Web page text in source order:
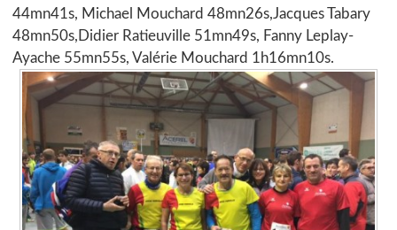
44mn41s, Michael Mouchard 48mn26s,Jacques Tabary
48mn50s,Didier Ratieuville 51mn49s, Fanny Leplay-
Ayache 55mn55s, Valérie Mouchard 1h16mn10s.